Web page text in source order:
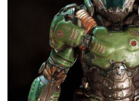
1. QUAL É A DIFERENÇA ENTRE O
DOOMGUY?
2. ONDE POSSO ENCONTRAR MAIS
SOBRE A HISTÓRIA DO DOOM
CONCLUSÃO